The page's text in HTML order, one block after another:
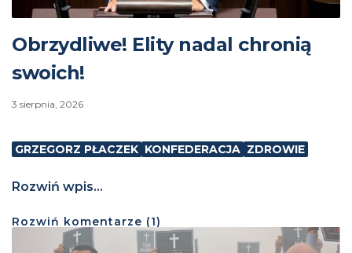
Obrzydliwe! Elity nadal chronią
swoich!
3 sierpnia, 2026
GRZEGORZ PŁACZEK KONFEDERACJA ZDROWIE
Rozwiń wpis...
Rozwiń komentarze (1)